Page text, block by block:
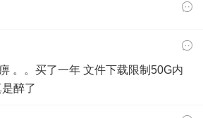
。。买了一年 文件下载限制50G内
醉了